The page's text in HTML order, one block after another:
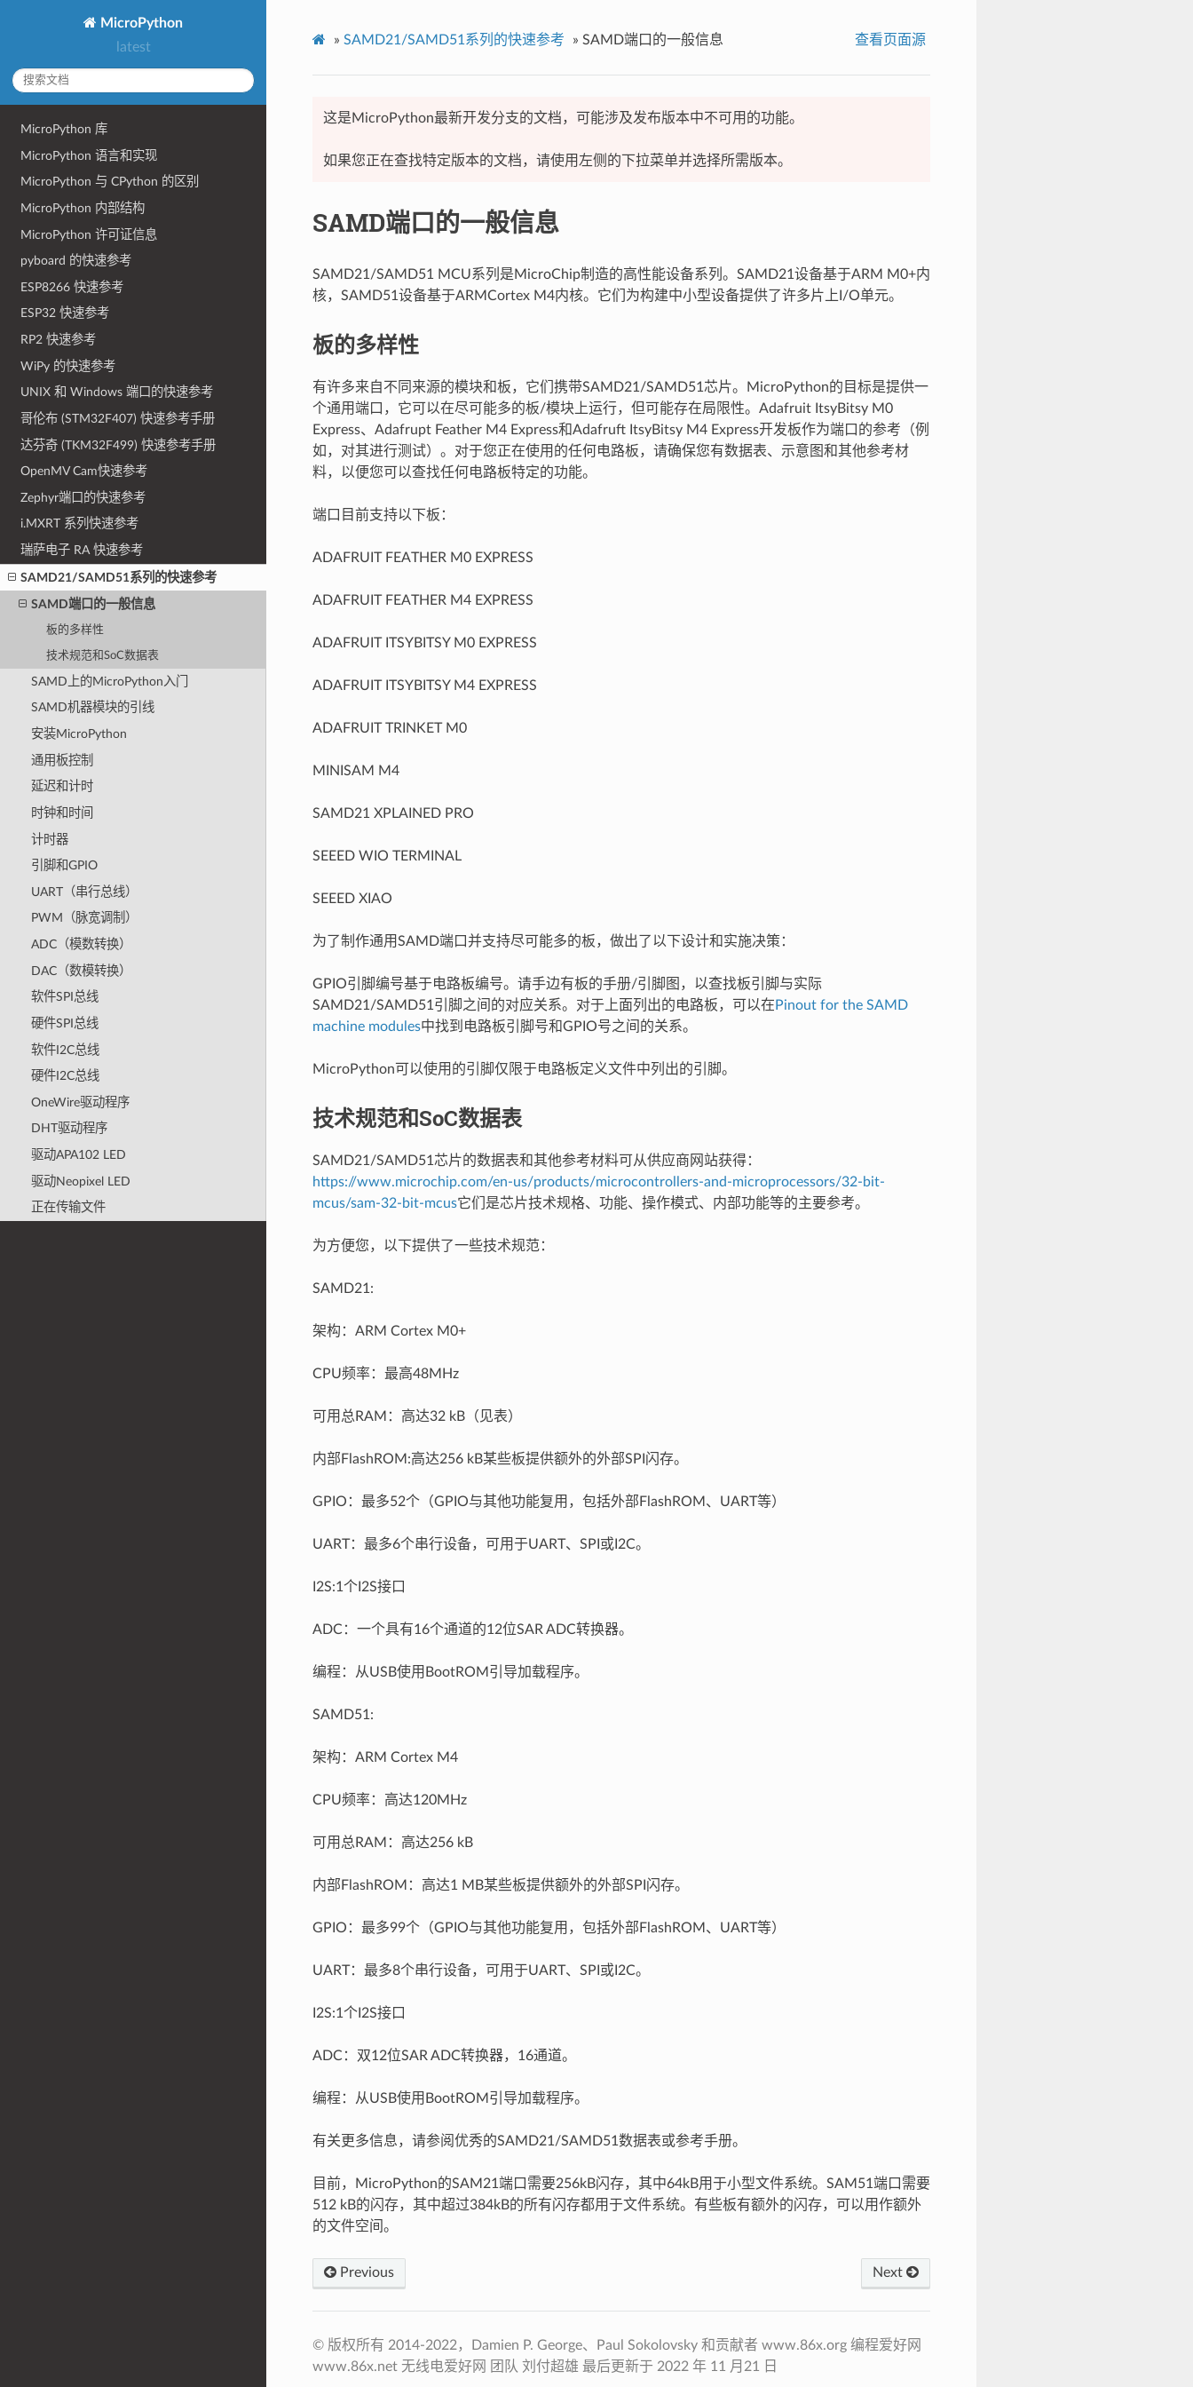
MicroPython
latest
MicroPython 库
MicroPython 语言和实现
MicroPython 与 CPython 的区别
MicroPython 内部结构
MicroPython 许可证信息
pyboard 的快速参考
ESP8266 快速参考
ESP32 快速参考
RP2 快速参考
WiPy 的快速参考
UNIX 和 Windows 端口的快速参考
哥伦布 (STM32F407) 快速参考手册
达芬奇 (TKM32F499) 快速参考手册
OpenMV Cam快速参考
Zephyr端口的快速参考
i.MXRT 系列快速参考
瑞萨电子 RA 快速参考
SAMD21/SAMD51系列的快速参考
SAMD端口的一般信息
板的多样性
技术规范和SoC数据表
SAMD上的MicroPython入门
SAMD机器模块的引线
安装MicroPython
通用板控制
延迟和计时
时钟和时间
计时器
引脚和GPIO
UART（串行总线）
PWM（脉宽调制）
ADC（模数转换）
DAC（数模转换）
软件SPI总线
硬件SPI总线
软件I2C总线
硬件I2C总线
OneWire驱动程序
DHT驱动程序
驱动APA102 LED
驱动Neopixel LED
正在传输文件
» SAMD21/SAMD51系列的快速参考 » SAMD端口的一般信息 查看页面源
这是MicroPython最新开发分支的文档，可能涉及发布版本中不可用的功能。
如果您正在查找特定版本的文档，请使用左侧的下拉菜单并选择所需版本。
SAMD端口的一般信息
SAMD21/SAMD51 MCU系列是MicroChip制造的高性能设备系列。SAMD21设备基于ARM M0+内
核，SAMD51设备基于ARMCortex M4内核。它们为构建中小型设备提供了许多片上I/O单元。
板的多样性
有许多来自不同来源的模块和板，它们携带SAMD21/SAMD51芯片。MicroPython的目标是提供一
个通用端口，它可以在尽可能多的板/模块上运行，但可能存在局限性。Adafruit ItsyBitsy M0
Express、Adafrupt Feather M4 Express和Adafruft ItsyBitsy M4 Express开发板作为端口的参考（例
如，对其进行测试）。对于您正在使用的任何电路板，请确保您有数据表、示意图和其他参考材
料，以便您可以查找任何电路板特定的功能。
端口目前支持以下板：
ADAFRUIT FEATHER M0 EXPRESS
ADAFRUIT FEATHER M4 EXPRESS
ADAFRUIT ITSYBITSY M0 EXPRESS
ADAFRUIT ITSYBITSY M4 EXPRESS
ADAFRUIT TRINKET M0
MINISAM M4
SAMD21 XPLAINED PRO
SEEED WIO TERMINAL
SEEED XIAO
为了制作通用SAMD端口并支持尽可能多的板，做出了以下设计和实施决策：
GPIO引脚编号基于电路板编号。请手边有板的手册/引脚图，以查找板引脚与实际
SAMD21/SAMD51引脚之间的对应关系。对于上面列出的电路板，可以在 Pinout for the SAMD
machine modules中找到电路板引脚号和GPIO号之间的关系。
MicroPython可以使用的引脚仅限于电路板定义文件中列出的引脚。
技术规范和SoC数据表
SAMD21/SAMD51芯片的数据表和其他参考材料可从供应商网站获得：
https://www.microchip.com/en-us/products/microcontrollers-and-microprocessors/32-bit-
mcus/sam-32-bit-mcus它们是芯片技术规格、功能、操作模式、内部功能等的主要参考。
为方便您，以下提供了一些技术规范：
SAMD21:
架构：ARM Cortex M0+
CPU频率：最高48MHz
可用总RAM：高达32 kB（见表）
内部FlashROM:高达256 kB某些板提供额外的外部SPI闪存。
GPIO：最多52个（GPIO与其他功能复用，包括外部FlashROM、UART等）
UART：最多6个串行设备，可用于UART、SPI或I2C。
I2S:1个I2S接口
ADC：一个具有16个通道的12位SAR ADC转换器。
编程：从USB使用BootROM引导加载程序。
SAMD51:
架构：ARM Cortex M4
CPU频率：高达120MHz
可用总RAM：高达256 kB
内部FlashROM：高达1 MB某些板提供额外的外部SPI闪存。
GPIO：最多99个（GPIO与其他功能复用，包括外部FlashROM、UART等）
UART：最多8个串行设备，可用于UART、SPI或I2C。
I2S:1个I2S接口
ADC：双12位SAR ADC转换器，16通道。
编程：从USB使用BootROM引导加载程序。
有关更多信息，请参阅优秀的SAMD21/SAMD51数据表或参考手册。
目前，MicroPython的SAM21端口需要256kB闪存，其中64kB用于小型文件系统。SAM51端口需要
512 kB的闪存，其中超过384kB的所有闪存都用于文件系统。有些板有额外的闪存，可以用作额外
的文件空间。
Previous Next
© 版权所有 2014-2022，D​​amien P. George、Paul Sokolovsky 和贡献者 www.86x.org 编程爱好网
www.86x.net 无线电爱好网 团队 刘付超雄 最后更新于 2022 年 11 月21 日